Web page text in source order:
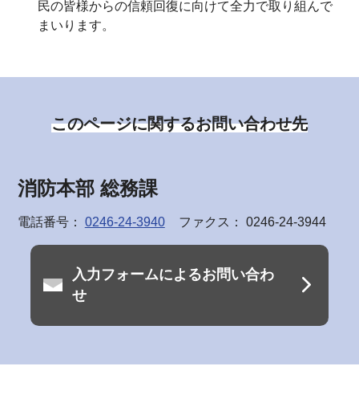
民の皆様からの信頼回復に向けて全力で取り組んで
まいります。
このページに関するお問い合わせ先
消防本部 総務課
電話番号： 0246-24-3940 ファクス： 0246-24-3944
入力フォームによるお問い合わ
せ